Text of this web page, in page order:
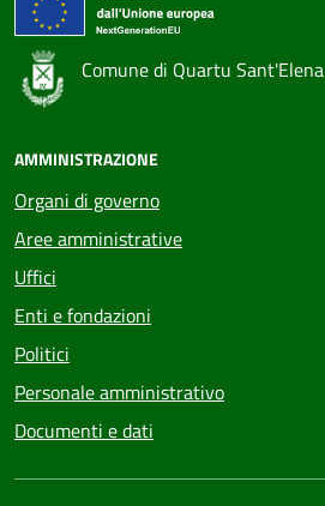
Comune di Quartu Sant'Elena
AMMINISTRAZIONE
Organi di governo
Aree amministrative
Uffici
Enti e fondazioni
Politici
Personale amministrativo
Documenti e dati